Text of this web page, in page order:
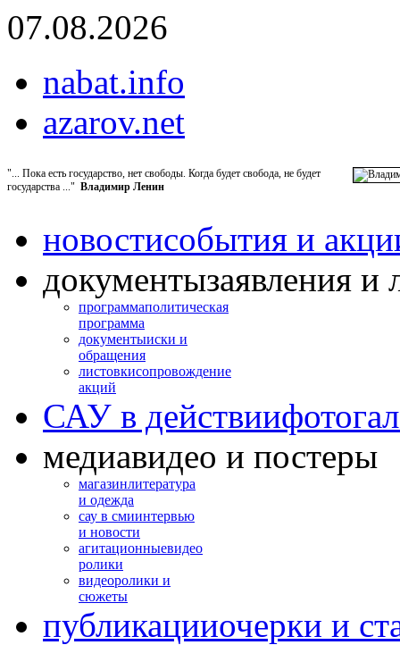
07.08.2026
nabat.info
azarov.net
"... Пока есть государство, нет свободы. Когда будет свобода, не будет
государства ..." Владимир Ленин
новостисобытия и
документызаявления и
программаполитическая
программа
документыиски и
обращения
листовкисопровождение
акций
САУ в действии
медиавидео и постеры
магазинлитература
и одежда
сау в смиинтервью
и новости
агитационныевидео
ролики
видеоролики и
сюжеты
публикацииочерки и